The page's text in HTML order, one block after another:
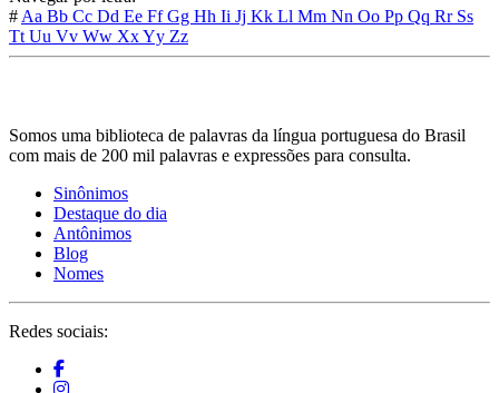
#Aa Bb Cc Dd Ee FfGg Hh Ii Jj Kk Ll Mm Nn Oo Pp Qq Rr Ss
TtUu Vv Ww XxYy Zz
Somos uma biblioteca de palavras da língua portuguesa do Brasil
com mais de 200 mil palavras e expressões para consulta.
Sinônimos
Destaque do dia
Antônimos
Blog
Nomes
Redes sociais: